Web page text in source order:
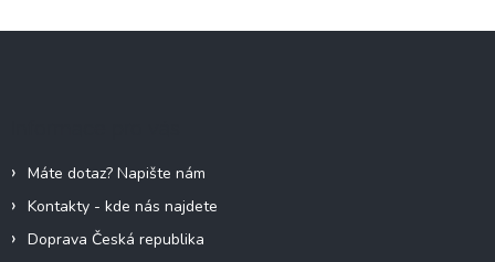
Máte dotaz? Napište nám
Kontakty - kde nás najdete
Doprava Česká republika